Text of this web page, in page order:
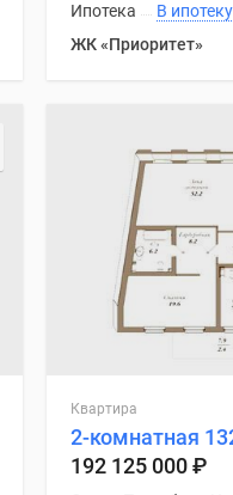
Ипотека
ЖК «Приоритет»
Квартира
2-комнатная
192 125 000₽